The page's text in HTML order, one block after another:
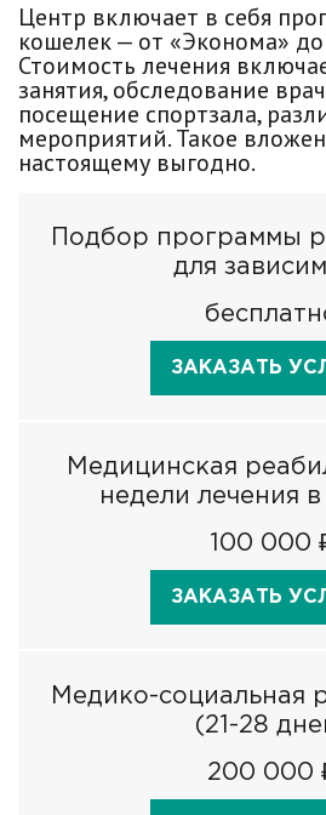
Центр включает в себя
кошелек — от «Эконома»
Стоимость лечения
занятия, обследование
посещение спортзала,
мероприятий. Такое
настоящему выгодно.
Подбор программы
для
ЗАКАЗАТЬ
Медицинская
недели лечения
100 000
ЗАКАЗАТЬ
Медико-социальная
(21-28
200 000